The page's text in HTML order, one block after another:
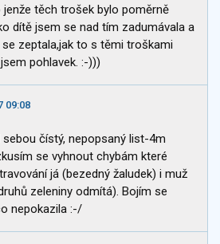
jenže těch trošek bylo poměrně
dítě jsem se nad tím zadumávala a
zeptala,jak to s těmi troškami
pohlavek. :-)))
09:08
sebou čístý, nepopsaný list-4m
se vyhnout chybám které
já (bezedný žaludek) i muž
zeleniny odmítá). Bojím se
nepokazila :-/